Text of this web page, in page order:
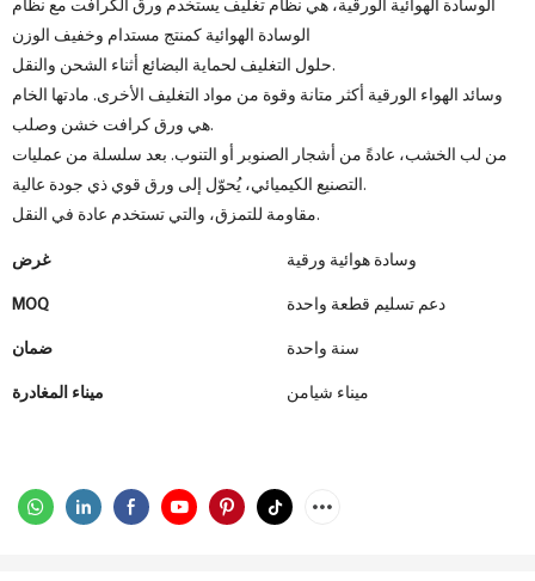
الوسادة الهوائية الورقية، هي نظام تغليف يستخدم ورق الكرافت مع نظام
الوسادة الهوائية كمنتج مستدام وخفيف الوزن
حلول التغليف لحماية البضائع أثناء الشحن والنقل.
وسائد الهواء الورقية أكثر متانة وقوة من مواد التغليف الأخرى. مادتها الخام
هي ورق كرافت خشن وصلب.
من لب الخشب، عادةً من أشجار الصنوبر أو التنوب. بعد سلسلة من عمليات
التصنيع الكيميائي، يُحوّل إلى ورق قوي ذي جودة عالية.
مقاومة للتمزق، والتي تستخدم عادة في النقل.
غرض وسادة هوائية ورقية
MOQ دعم تسليم قطعة واحدة
ضمان سنة واحدة
ميناء المغادرة ميناء شيامن